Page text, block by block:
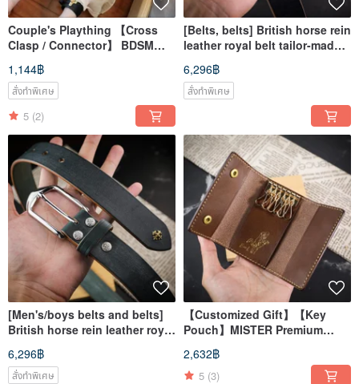
Couple's Plaything 【Cross
Clasp / Connector】 BDSM
Italian Leather Engraved Gift
for Boyfriend
1,144฿
สั่งทำพิเศษ
5 (2)
[Belts, belts] British horse rein
leather royal belt tailor-made
Mister leather goods
6,296฿
สั่งทำพิเศษ
[Men's/boys belts and belts]
British horse rein leather royal
belts are tailor-made
6,296฿
สั่งทำพิเศษ
【Customized Gift】【Key
Pouch】MISTER Premium
Hand-stitched Vegetable-
tanned Leather
2,632฿
5 (3)